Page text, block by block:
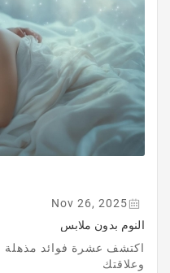
Nov 26, 2025
النوم بدون ملابس
اكتشف عشرة فوائد مذهلة
وعلاقتك